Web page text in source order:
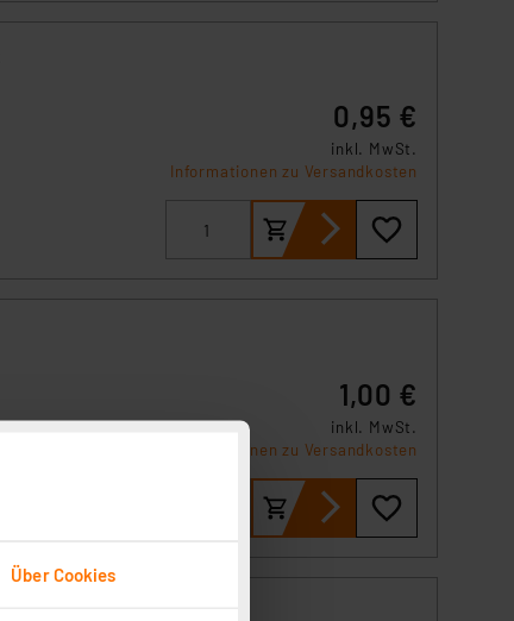
Über Cookies
0,95 €
inkl. MwSt.
Informationen zu Versandkosten
1,00 €
inkl. MwSt.
Informationen zu Versandkosten